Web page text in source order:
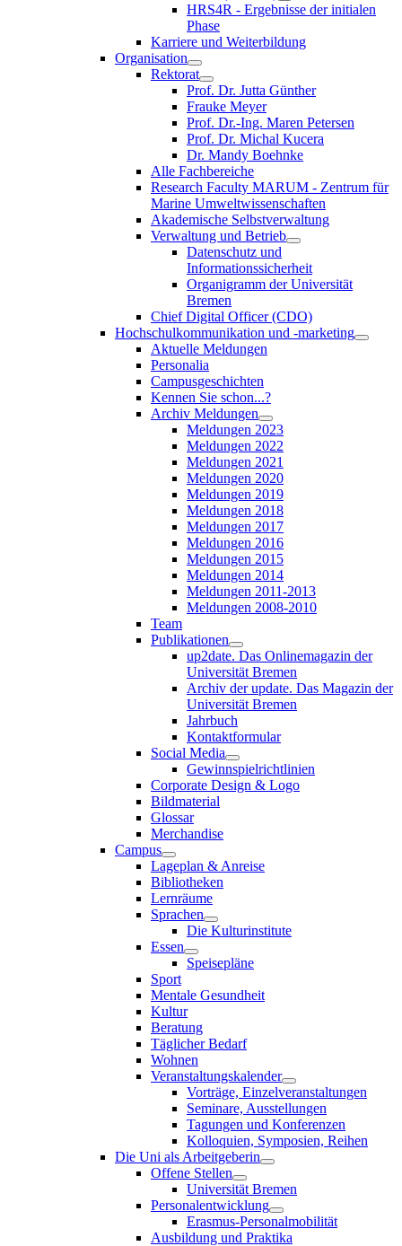
HRS4R - Ergebnisse der initialen
Phase
Karriere und Weiterbildung
Organisation
Rektorat
Prof. Dr. Jutta Günther
Frauke Meyer
Prof. Dr.-Ing. Maren Petersen
Prof. Dr. Michal Kucera
Dr. Mandy Boehnke
Alle Fachbereiche
Research Faculty MARUM - Zentrum für
Marine Umweltwissenschaften
Akademische Selbstverwaltung
Verwaltung und Betrieb
Datenschutz und
Informationssicherheit
Organigramm der Universität
Bremen
Chief Digital Officer (CDO)
Hochschulkommunikation und -marketing
Aktuelle Meldungen
Personalia
Campusgeschichten
Kennen Sie schon...?
Archiv Meldungen
Meldungen 2023
Meldungen 2022
Meldungen 2021
Meldungen 2020
Meldungen 2019
Meldungen 2018
Meldungen 2017
Meldungen 2016
Meldungen 2015
Meldungen 2014
Meldungen 2011-2013
Meldungen 2008-2010
Team
Publikationen
up2date. Das Onlinemagazin der
Universität Bremen
Archiv der update. Das Magazin der
Universität Bremen
Jahrbuch
Kontaktformular
Social Media
Gewinnspielrichtlinien
Corporate Design & Logo
Bildmaterial
Glossar
Merchandise
Campus
Lageplan & Anreise
Bibliotheken
Lernräume
Sprachen
Die Kulturinstitute
Essen
Speisepläne
Sport
Mentale Gesundheit
Kultur
Beratung
Täglicher Bedarf
Wohnen
Veranstaltungskalender
Vorträge, Einzelveranstaltungen
Seminare, Ausstellungen
Tagungen und Konferenzen
Kolloquien, Symposien, Reihen
Die Uni als Arbeitgeberin
Offene Stellen
Universität Bremen
Personalentwicklung
Erasmus-Personalmobilität
Ausbildung und Praktika